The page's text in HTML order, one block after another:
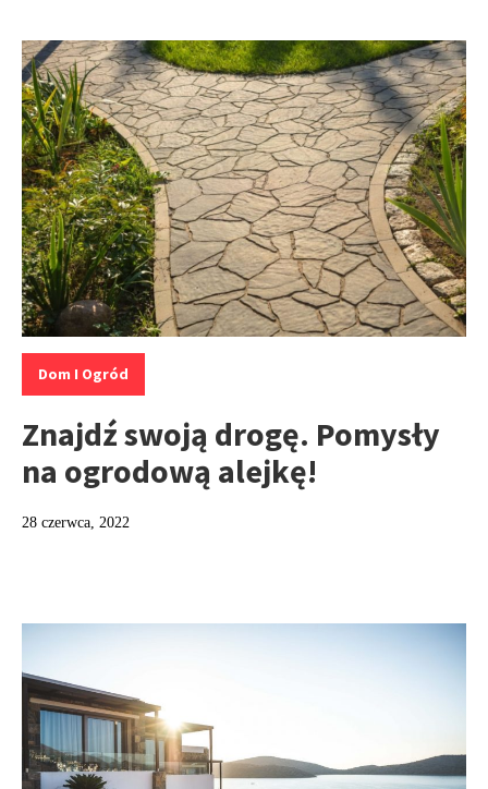
Kategorie:
Dom I Ogród
Znajdź swoją drogę. Pomysły
na ogrodową alejkę!
28 czerwca, 2022